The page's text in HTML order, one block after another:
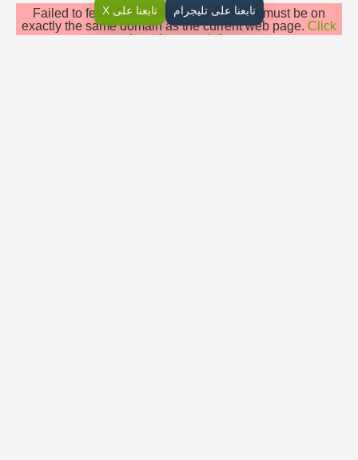
Failed to fetch Error: URL to the PDF file must be on
exactly the same domain as the current web page. Click
here for more info
تابعنا على تليجرام تابعنا على X